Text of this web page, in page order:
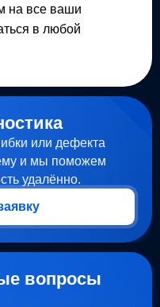
на все ваши
в любой
или дефекта
и мы поможем
удалённо.
вопросы